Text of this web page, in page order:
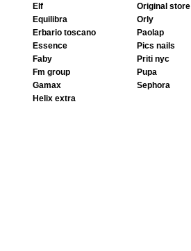
elf
equilibra
erbario toscano
essence
faby
fm group
gamax
helix extra
original store
orly
paolap
pics nails
priti nyc
pupa
sephora